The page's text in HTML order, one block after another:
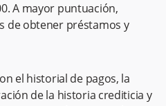
A mayor puntuación,
de obtener préstamos y
el historial de pagos, la
de la historia crediticia y